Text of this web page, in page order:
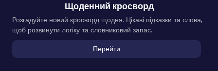
Щоденний кросворд
Розгадуйте новий кросворд щодня. Цікаві підказки та слова,
щоб розвинути логіку та словниковий запас.
Перейти